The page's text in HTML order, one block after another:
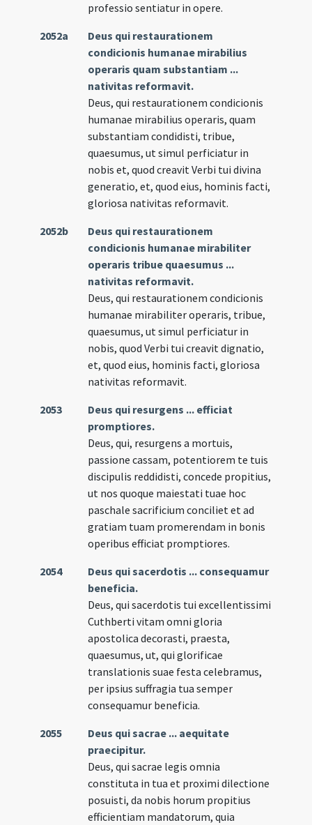
professio sentiatur in opere.
2052a
Deus qui restaurationem
condicionis humanae mirabilius
operaris quam substantiam ...
nativitas reformavit.
Deus, qui restaurationem condicionis
humanae mirabilius operaris, quam
substantiam condidisti, tribue,
quaesumus, ut simul perficiatur in
nobis et, quod creavit Verbi tui divina
generatio, et, quod eius, hominis facti,
gloriosa nativitas reformavit.
2052b
Deus qui restaurationem
condicionis humanae mirabiliter
operaris tribue quaesumus ...
nativitas reformavit.
Deus, qui restaurationem condicionis
humanae mirabiliter operaris, tribue,
quaesumus, ut simul perficiatur in
nobis, quod Verbi tui creavit dignatio,
et, quod eius, hominis facti, gloriosa
nativitas reformavit.
2053
Deus qui resurgens ... efficiat
promptiores.
Deus, qui, resurgens a mortuis,
passione cassam, potentiorem te tuis
discipulis reddidisti, concede propitius,
ut nos quoque maiestati tuae hoc
paschale sacrificium conciliet et ad
gratiam tuam promerendam in bonis
operibus efficiat promptiores.
2054
Deus qui sacerdotis ... consequamur
beneficia.
Deus, qui sacerdotis tui excellentissimi
Cuthberti vitam omni gloria
apostolica decorasti, praesta,
quaesumus, ut, qui glorificae
translationis suae festa celebramus,
per ipsius suffragia tua semper
consequamur beneficia.
2055
Deus qui sacrae ... aequitate
praecipitur.
Deus, qui sacrae legis omnia
constituta in tua et proximi dilectione
posuisti, da nobis horum propitius
efficientiam mandatorum, quia